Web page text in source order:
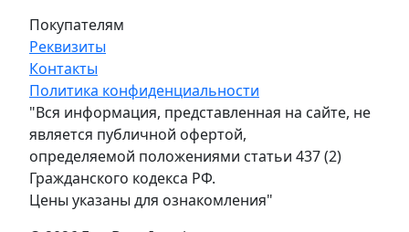
Покупателям
Реквизиты
Контакты
Политика конфиденциальности
"Вся информация, представленная на сайте, не
является публичной офертой,
определяемой положениями статьи 437 (2)
Гражданского кодекса РФ.
Цены указаны для ознакомления"